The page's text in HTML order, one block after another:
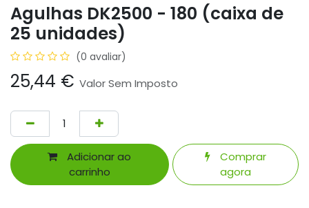
Agulhas DK2500 - 180 (caixa de
25 unidades)
(0 avaliar)
25,44 € Valor Sem Imposto
Adicionar ao
carrinho
Comprar
agora